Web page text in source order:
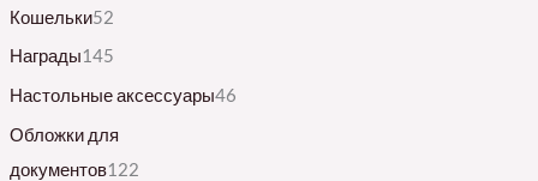
Кошельки52
Награды145
Настольные аксессуары46
Обложки для
документов122